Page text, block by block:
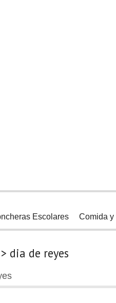
Escolares Comida y
> dia de reyes